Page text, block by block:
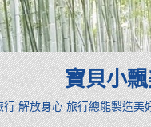
寶貝小
解放身心 旅行總能製造